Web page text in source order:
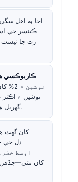
ڪينسر جي
رت جا ٽيسٽ
ڪاربوڪسي
CBC بدران co-oximetry گهربل هوندي آهي.